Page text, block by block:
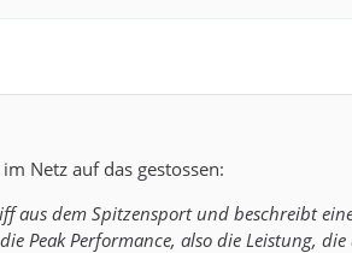
Netz auf das gestossen:
aus dem Spitzensport und beschreibt
Peak Performance, also die Leistung, die